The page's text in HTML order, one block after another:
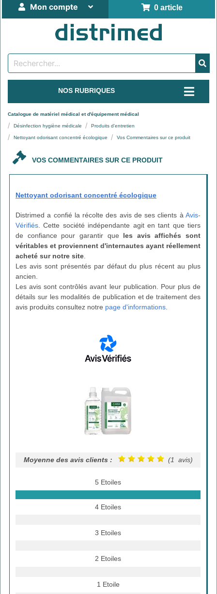
0 article
Mon compte
NOS RUBRIQUES
Catalogue de matériel médical et d'équipement médical
Désinfection hygiène médicale Produits d'entretien
Nettoyant odorisant concentré écologique Vos Commentaires sur ce produit
VOS COMMENTAIRES SUR CE PRODUIT
Nettoyant odorisant concentré écologique
Distrimed a confié la récolte des avis de ses clients à Avis-
Vérifiés . Cette société indépendante agit en tant que tiers
de confiance pour garantir que les avis affichés sont
véritables et proviennent d'internautes ayant réellement
acheté sur notre site
Les avis sont présentés par défaut du plus récent au plus
ancien.
Les avis sont contrôlés avant leur publication. Pour plus de
détails sur les modalités de publication et de traitement des
avis produits consultez notre page d'informations
Moyenne des avis clients : (1 avis)
5 Etoiles
4 Etoiles
3 Etoiles
2 Etoiles
1 Etoile